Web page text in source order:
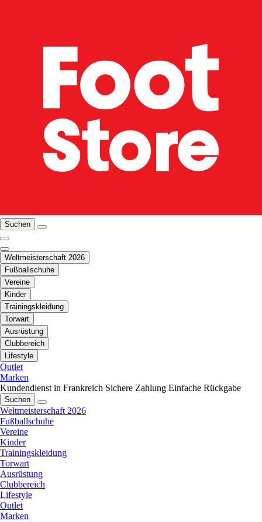
Suchen
Weltmeisterschaft 2026
Fußballschuhe
Vereine
Kinder
Trainingskleidung
Torwart
Ausrüstung
Clubbereich
Lifestyle
Outlet
Marken
Kundendienst in Frankreich Sichere Zahlung Einfache Rückgabe
Suchen
Weltmeisterschaft 2026
Fußballschuhe
Vereine
Kinder
Trainingskleidung
Torwart
Ausrüstung
Clubbereich
Lifestyle
Outlet
Marken